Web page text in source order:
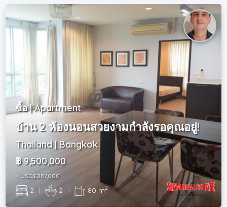
ซื้อ | Apartment
บ้าน 2 ห้องนอนสวยงามกำลังรอคุณอยู่!
Thailand | Bangkok
฿ 9,500,000
~ USD$ 287,000
2 | 2 | 80 m2